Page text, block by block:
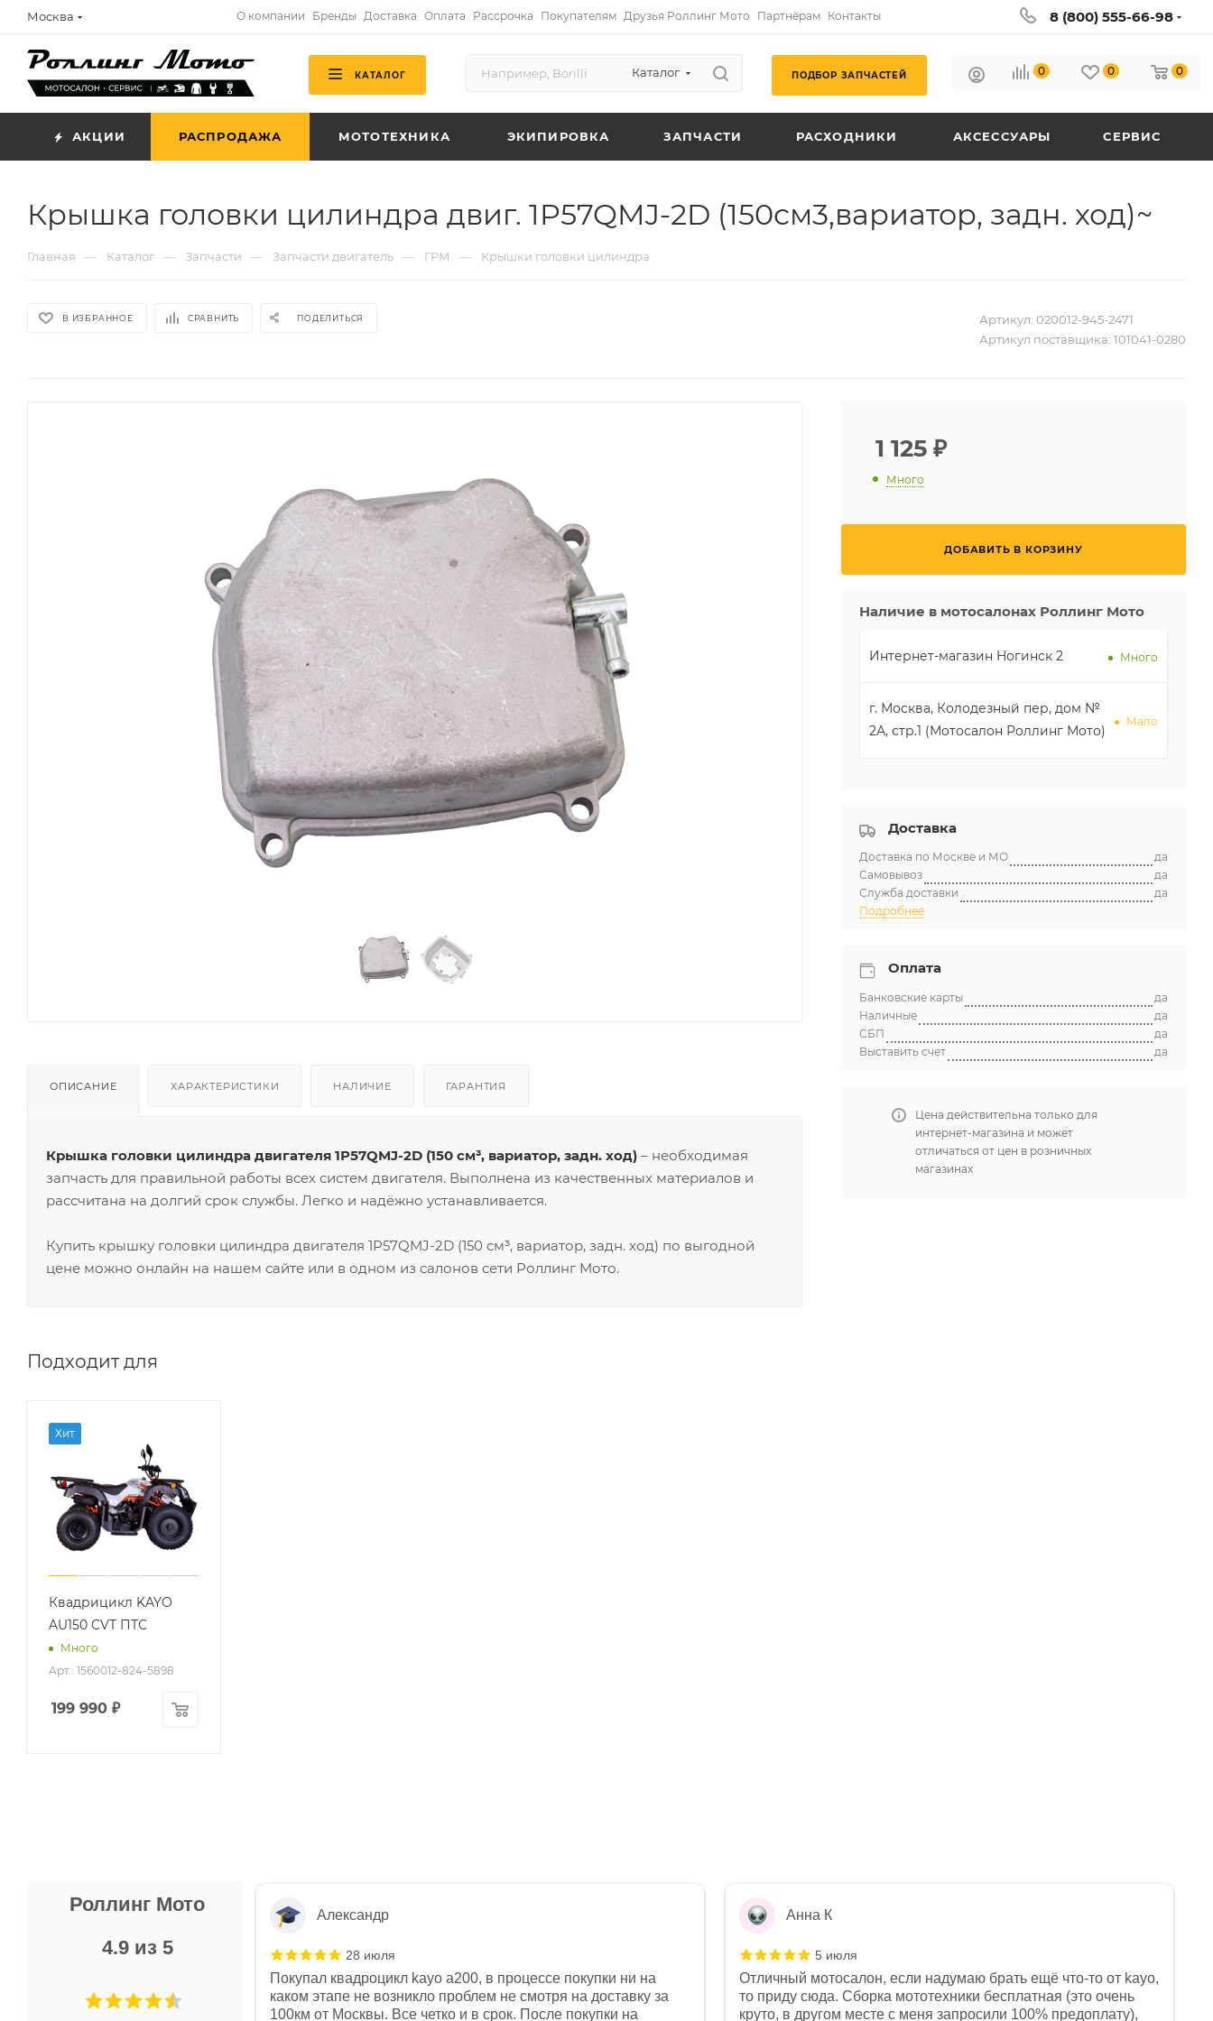
Москва О компании Бренды Доставка Оплата Рассрочка Покупателям Друзья Роллинг Мото Партнёрам Контакты 8 (800) 555-66-98
КАТАЛОГ Каталог ПОДБОР ЗАПЧАСТЕЙ 0 0 0
АКЦИИ РАСПРОДАЖА МОТОТЕХНИКА ЭКИПИРОВКА ЗАПЧАСТИ РАСХОДНИКИ АКСЕССУАРЫ СЕРВИС
Крышка головки цилиндра двиг. 1P57QMJ-2D (150см3,вариатор, задн. ход)~
Главная — Каталог — Запчасти — Запчасти двигатель — ГРМ — Крышки головки цилиндра
В ИЗБРАННОЕ СРАВНИТЬ ПОДЕЛИТЬСЯ Артикул: 020012-945-2471
Артикул поставщика: 101041-0280
ОПИСАНИЕ ХАРАКТЕРИСТИКИ НАЛИЧИЕ ГАРАНТИЯ
Крышка головки цилиндра двигателя 1P57QMJ-2D (150 см³, вариатор, задн. ход) – необходимая
запчасть для правильной работы всех систем двигателя. Выполнена из качественных материалов и
рассчитана на долгий срок службы. Легко и надёжно устанавливается.
Купить крышку головки цилиндра двигателя 1P57QMJ-2D (150 см³, вариатор, задн. ход) по выгодной
цене можно онлайн на нашем сайте или в одном из салонов сети Роллинг Мото.
Подходит для
Хит
Квадрицикл KAYO
AU150 CVT ПТС
Много
Арт.: 1560012-824-5898
199 990 ₽
1 125 ₽
Много
ДОБАВИТЬ В КОРЗИНУ
Наличие в мотосалонах Роллинг Мото
Интернет-магазин Ногинск 2 Много
г. Москва, Колодезный пер, дом №
2А, стр.1 (Мотосалон Роллинг Мото)
Мало
Доставка
Доставка по Москве и МО
да
Самовывоз
да
Служба доставки
да
Подробнее
Оплата
Банковские карты
да
Наличные
да
СБП
да
Выставить счет
да
Цена действительна только для
интернет-магазина и может
отличаться от цен в розничных
магазинах
Роллинг Мото
4.9 из 5
Не понравились условия
и дают только на год)
Александр
28 июля
Покупал квадроцикл kayo a200, в процессе покупки ни на
каком этапе не возникло проблем не смотря на доставку за
100км от Москвы. Все четко и в срок. После покупки на
Анна К
5 июля
Отличный мотосалон, если надумаю брать ещё что-то от kayo,
то приду сюда. Сборка мототехники бесплатная (это очень
круто, в другом месте с меня запросили 100% предоплату),